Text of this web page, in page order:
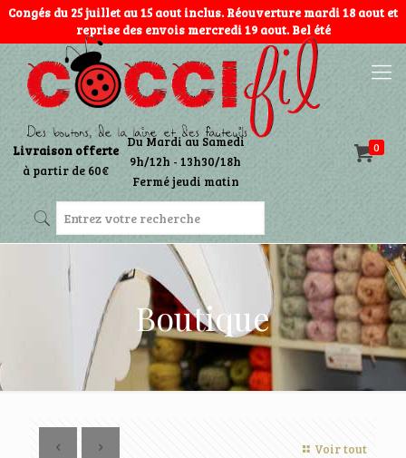
Congés du 25 juillet au 15 aout inclus. Réouverture mardi 18 aout et
reprise des envois mercredi 19 aout. Bel été
0
Livraison offerte
à partir de 60€
Du Mardi au Samedi
9h/12h - 13h30/18h
Fermé jeudi matin
Boutique
Voir tout